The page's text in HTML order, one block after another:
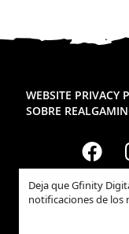
Deja que Gfinity
notificaciones de los
WEBSITE PRIVACY
SOBRE
Todos los